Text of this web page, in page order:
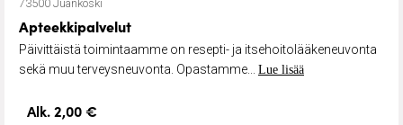
73500 Juankoski
Apteekkipalvelut
Päivittäistä toimintaamme on resepti- ja itsehoitolääkeneuvonta
sekä muu terveysneuvonta. Opastamme... Lue lisää
Alk. 2,00 €